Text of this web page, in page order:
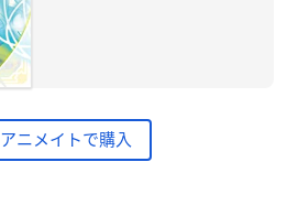
アニメイトで購入